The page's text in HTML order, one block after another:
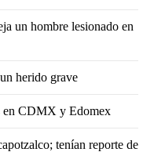
un hombre lesionado en
herido grave
en CDMX y Edomex
tenían reporte de